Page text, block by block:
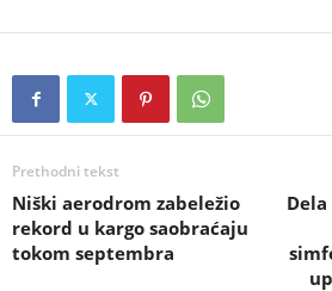
Prethodni tekst
Niški aerodrom zabeležio
rekord u kargo saobraćaju
tokom septembra